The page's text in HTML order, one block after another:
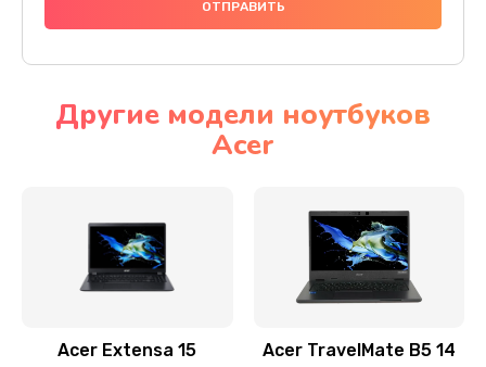
Ремонт подсветки
Настройка BIOS
Замена видеочипа
Заказать
Другие модели ноутбуков
Acer
Acer Extensa 15 Acer TravelMate B5 14